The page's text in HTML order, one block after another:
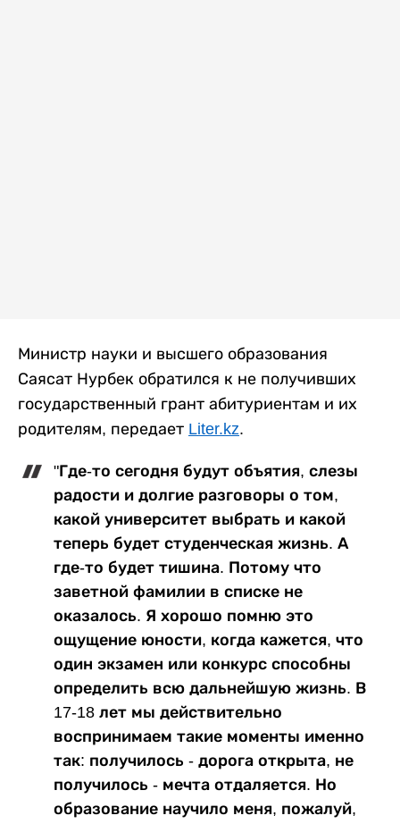
Министр науки и высшего образования
Саясат Нурбек обратился к не получивших
государственный грант абитуриентам и их
родителям, передает Liter.kz.
"Где-то сегодня будут объятия, слезы
радости и долгие разговоры о том,
какой университет выбрать и какой
теперь будет студенческая жизнь. А
где-то будет тишина. Потому что
заветной фамилии в списке не
оказалось. Я хорошо помню это
ощущение юности, когда кажется, что
один экзамен или конкурс способны
определить всю дальнейшую жизнь. В
17-18 лет мы действительно
воспринимаем такие моменты именно
так: получилось - дорога открыта, не
получилось - мечта отдаляется. Но
образование научило меня, пожалуй,